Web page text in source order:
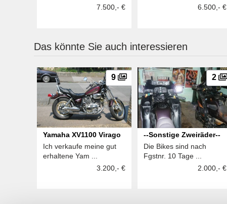
7.500,- €
6.500,- €
Das könnte Sie auch interessieren
9
Yamaha XV1100 Virago
Ich verkaufe meine gut
erhaltene Yam ...
3.200,- €
2
--Sonstige Zweiräder--
Die Bikes sind nach
Fgstnr. 10 Tage ...
2.000,- €